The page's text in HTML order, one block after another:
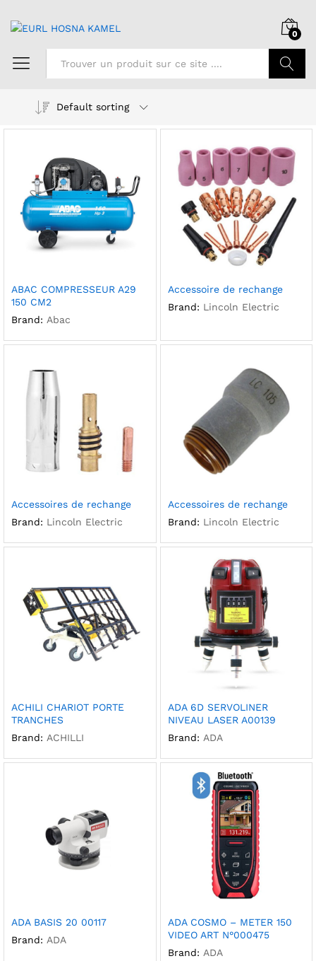
0
Default sorting
ABAC COMPRESSEUR A29
150 CM2
Brand: Abac
Accessoire de rechange
Brand: Lincoln Electric
Accessoires de rechange
Brand: Lincoln Electric
Accessoires de rechange
Brand: Lincoln Electric
ACHILI CHARIOT PORTE
TRANCHES
Brand: ACHILLI
ADA 6D SERVOLINER
NIVEAU LASER A00139
Brand: ADA
ADA BASIS 20 00117
Brand: ADA
ADA COSMO – METER 150
VIDEO ART N°000475
Brand: ADA